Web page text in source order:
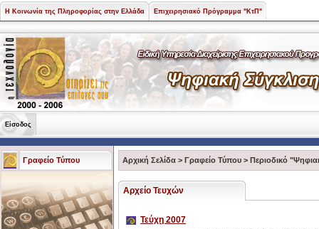
Η Κοινωνία της Πληροφορίας στην Ελλάδα Επιχειρησιακό Πρόγραμμα "ΚτΠ"
Είσοδος
Γραφείο Τύπου Αρχική Σελίδα > Γραφείο Τύπου > Περιοδικό
Αρχείο Τευχών
Τεύχη 2007